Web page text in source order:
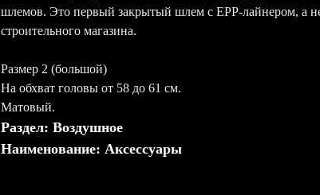
шлемов. Это первый закрытый шлем с EPP-лайнером, а
строительного магазина.
Размер 2 (большой)
На обхват головы от 58 до 61 см.
Матовый.
Раздел: Воздушное
Наименование: Аксессуары